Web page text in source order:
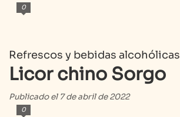
0
Refrescos y bebidas alcohólicas
Licor chino Sorgo
Publicado el 7 de abril de 2022
0